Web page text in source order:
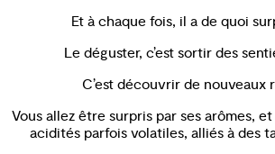
Et à chaque fois, il a de quoi
Le déguster, c’est sortir des
C’est découvrir de nouveaux
Vous allez être surpris par ses arômes,
acidités parfois volatiles, alliés à des